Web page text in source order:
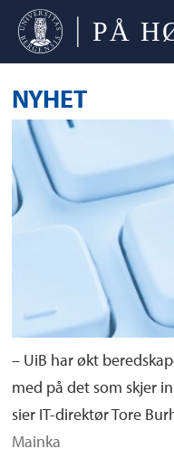
NYHET
– UiB har økt
med på det som skjer
sier IT-direktør Tore
Mainka